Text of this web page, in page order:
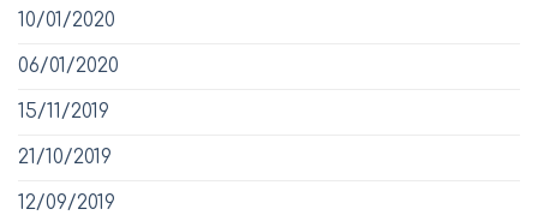
10/01/2020
06/01/2020
15/11/2019
21/10/2019
12/09/2019